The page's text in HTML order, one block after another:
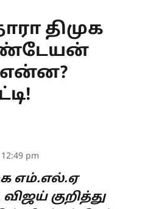
திமுக
pm
எம்.எல்.ஏ
குறித்து